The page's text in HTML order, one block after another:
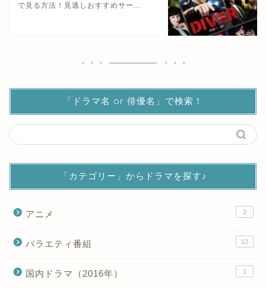
で見る方法！見逃しおすすめサー...
「ドラマ名 or 俳優名」で検索！
「カテゴリー」からドラマを探す♪
アニメ 2
バラエティ番組 12
国内ドラマ（2016年） 1